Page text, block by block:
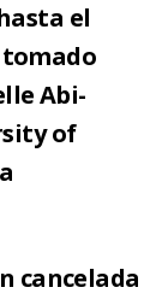
el
Abi-
of
cancelada